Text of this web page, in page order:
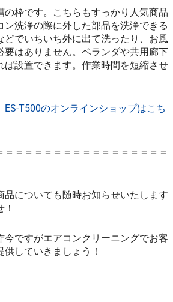
の枠です。こちらもすっかり人気商品
ン洗浄の際に外した部品を洗浄できる
どでいちいち外に出て洗ったり、お風
要はありません。ベランダや共用廊下
ば設置できます。作業時間を短縮させ
T500のオンラインショップはこち
＝＝＝＝＝＝＝＝＝＝＝＝＝＝＝＝＝
品についても随時お知らせいたします
今ですがエアコンクリーニングでお客
していきましょう！